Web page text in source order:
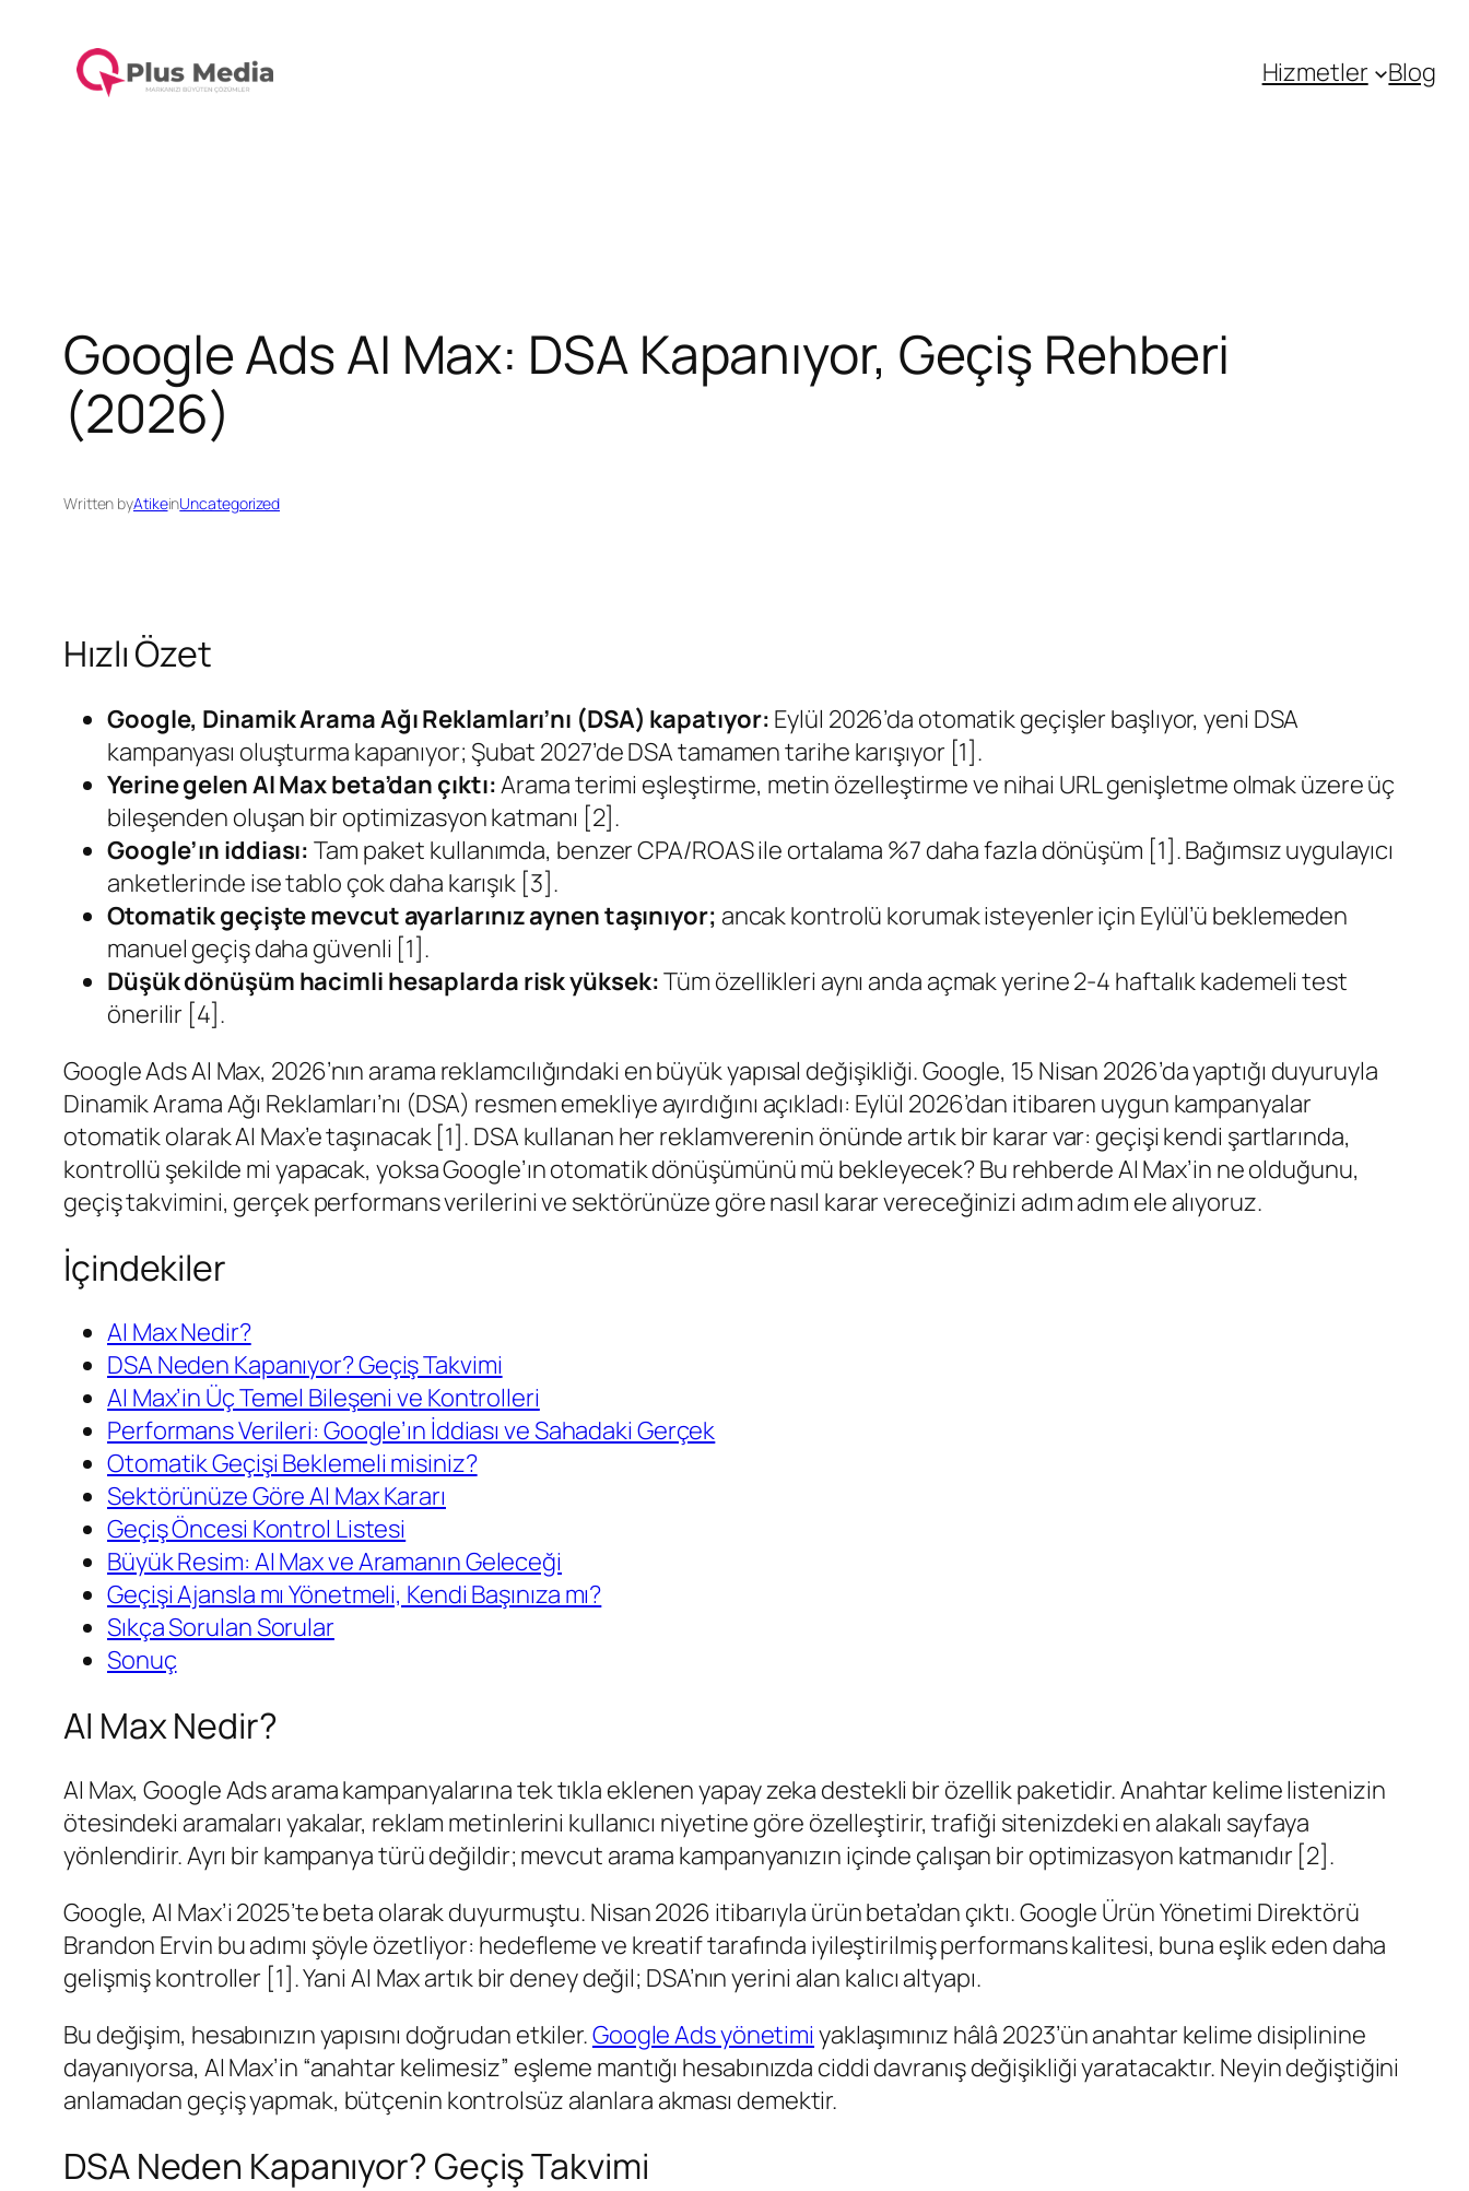
Hizmetler Blog
Google Ads AI Max: DSA Kapanıyor, Geçiş Rehberi
(2026)
Written byAtikeinUncategorized
Hızlı Özet
Google, Dinamik Arama Ağı Reklamları’nı (DSA) kapatıyor: Eylül 2026’da otomatik geçişler başlıyor, yeni DSA
kampanyası oluşturma kapanıyor; Şubat 2027’de DSA tamamen tarihe karışıyor [1].
Yerine gelen AI Max beta’dan çıktı:Arama terimi eşleştirme, metin özelleştirme ve nihai URL genişletme olmak üzere üç
bileşenden oluşan bir optimizasyon katmanı [2].
Google’ın iddiası: Tam paket kullanımda, benzer CPA/ROAS ile ortalama %7 daha fazla dönüşüm [1]. Bağımsız uygulayıcı
anketlerinde ise tablo çok daha karışık [3].
Otomatik geçişte mevcut ayarlarınız aynen taşınıyor; ancak kontrolü korumak isteyenler için Eylül’ü beklemeden
manuel geçiş daha güvenli [1].
Düşük dönüşüm hacimli hesaplarda risk yüksek:Tüm özellikleri aynı anda açmak yerine 2-4 haftalık kademeli test
önerilir [4].
Google Ads AI Max, 2026’nın arama reklamcılığındaki en büyük yapısal değişikliği. Google, 15 Nisan 2026’da yaptığı duyuruyla
Dinamik Arama Ağı Reklamları’nı (DSA) resmen emekliye ayırdığını açıkladı: Eylül 2026’dan itibaren uygun kampanyalar
otomatik olarak AI Max’e taşınacak [1]. DSA kullanan her reklamverenin önünde artık bir karar var: geçişi kendi şartlarında,
kontrollü şekilde mi yapacak, yoksa Google’ın otomatik dönüşümünü mü bekleyecek? Bu rehberde AI Max’in ne olduğunu,
geçiş takvimini, gerçek performans verilerini ve sektörünüze göre nasıl karar vereceğinizi adım adım ele alıyoruz.
İçindekiler
AI Max Nedir?
DSA Neden Kapanıyor? Geçiş Takvimi
AI Max’in Üç Temel Bileşeni ve Kontrolleri
Performans Verileri: Google’ın İddiası ve Sahadaki Gerçek
Otomatik Geçişi Beklemeli misiniz?
Sektörünüze Göre AI Max Kararı
Geçiş Öncesi Kontrol Listesi
Büyük Resim: AI Max ve Aramanın Geleceği
Geçişi Ajansla mı Yönetmeli, Kendi Başınıza mı?
Sıkça Sorulan Sorular
Sonuç
AI Max Nedir?
AI Max, Google Ads arama kampanyalarına tek tıkla eklenen yapay zeka destekli bir özellik paketidir. Anahtar kelime listenizin
ötesindeki aramaları yakalar, reklam metinlerini kullanıcı niyetine göre özelleştirir, trafiği sitenizdeki en alakalı sayfaya
yönlendirir. Ayrı bir kampanya türü değildir; mevcut arama kampanyanızın içinde çalışan bir optimizasyon katmanıdır [2].
Google, AI Max’i 2025’te beta olarak duyurmuştu. Nisan 2026 itibarıyla ürün beta’dan çıktı. Google Ürün Yönetimi Direktörü
Brandon Ervin bu adımı şöyle özetliyor: hedefleme ve kreatif tarafında iyileştirilmiş performans kalitesi, buna eşlik eden daha
gelişmiş kontroller [1]. Yani AI Max artık bir deney değil; DSA’nın yerini alan kalıcı altyapı.
Bu değişim, hesabınızın yapısını doğrudan etkiler.Google Ads yönetimi yaklaşımınız hâlâ 2023’ün anahtar kelime disiplinine
dayanıyorsa, AI Max’in “anahtar kelimesiz” eşleme mantığı hesabınızda ciddi davranış değişikliği yaratacaktır. Neyin değiştiğini
anlamadan geçiş yapmak, bütçenin kontrolsüz alanlara akması demektir.
DSA Neden Kapanıyor? Geçiş Takvimi